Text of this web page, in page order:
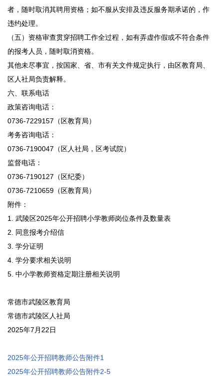
者，随时取消其聘用资格；如不服从安排及违反服务期承诺的，作
违约处理。
（五）资格审查贯穿招聘工作全过程，如有弄虚作假或不符合条件
的报考人员，随时取消资格。
其他未尽事宜，按国家、省、市有关文件规定执行，由区教育局、
区人社局负责解释。
六、联系电话
政策咨询电话：
0736-7229157（区教育局）
考务咨询电话：
0736-7190047（区人社局，区考试院）
监督电话：
0736-7190127（区纪委）
0736-7210659（区教育局）
附件：
1. 武陵区2025年公开招聘小学教师岗位条件及数量表
2. 同意报考介绍信
3. 学分证明
4. 学分要求相关说明
5. 中小学教师资格定期注册相关说明
常德市武陵区教育局
常德市武陵区人社局
2025年7月22日
2025年公开招聘教师公告附件1
2025年公开招聘教师公告附件2-5